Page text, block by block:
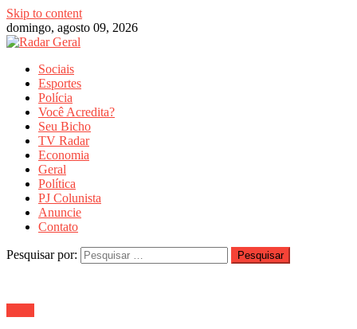
Skip to content
domingo, agosto 09, 2026
Sociais
Esportes
Polícia
Você Acredita?
Seu Bicho
TV Radar
Economia
Geral
Política
PJ Colunista
Anuncie
Contato
Pesquisar por: